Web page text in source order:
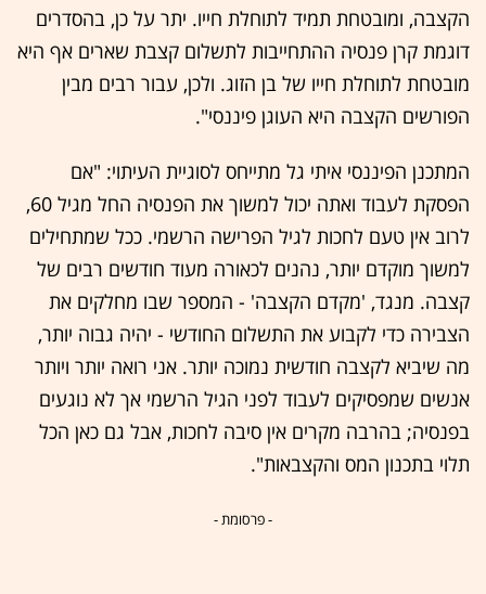
הקצבה, ומובטחת תמיד לתוחלת חייו. יתר על כן, בהסדרים
דוגמת קרן פנסיה ההתחייבות לתשלום קצבת שארים אף היא
מובטחת לתוחלת חייו של בן הזוג. ולכן, עבור רבים מבין
הפורשים הקצבה היא העוגן פיננסי".
המתכנן הפיננסי איתי גל מתייחס לסוגיית העיתוי: "אם
הפסקת לעבוד ואתה יכול למשוך את הפנסיה החל מגיל 60,
לרוב אין טעם לחכות לגיל הפרישה הרשמי. ככל שמתחילים
למשוך מוקדם יותר, נהנים לכאורה מעוד חודשים רבים של
קצבה. מנגד, 'מקדם הקצבה' - המספר שבו מחלקים את
הצבירה כדי לקבוע את התשלום החודשי - יהיה גבוה יותר,
מה שיביא לקצבה חודשית נמוכה יותר. אני רואה יותר ויותר
אנשים שמפסיקים לעבוד לפני הגיל הרשמי אך לא נוגעים
בפנסיה; בהרבה מקרים אין סיבה לחכות, אבל גם כאן הכל
תלוי בתכנון המס והקצבאות".
- פרסומת -